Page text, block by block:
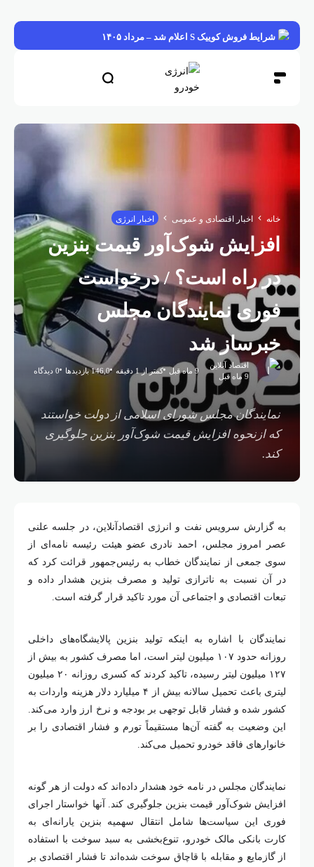
شرایط فروش کوییک S اعلام شد – مرداد ۱۴۰۵
اخبار اقتصادی و عمومی اخبار انرژی
افزایش شوک‌آور قیمت بنزین
در راه است؟ / درخواست
فوری نمایندگان مجلس
خبرساز شد
اقتصاد آنلاین
9 ماه قبل
9 ماه قبل کمتر از 1 دقیقه 146,0 بازدیدها 0 دیدگاه
نمایندگان مجلس شورای اسلامی از دولت خواستند
که ازنحوه افزایش قیمت شوک‌آور بنزین جلوگیری
کند.
به گزارش سرویس نفت و انرژی اقتصادآنلاین، در جلسه علنی
عصر امروز مجلس، احمد نادری عضو هیئت رئیسه نامه‌ای از
سوی جمعی از نمایندگان خطاب به رئیس‌جمهور قرائت کرد که
در آن نسبت به ناترازی تولید و مصرف بنزین هشدار داده و
تبعات اقتصادی و اجتماعی آن مورد تاکید قرار گرفته است.
نمایندگان با اشاره به اینکه تولید بنزین پالایشگاه‌های داخلی
روزانه حدود ۱۰۷ میلیون لیتر است، اما مصرف کشور به بیش از
۱۲۷ میلیون لیتر رسیده، تاکید کردند که کسری روزانه ۲۰ میلیون
لیتری باعث تحمیل سالانه بیش از ۴ میلیارد دلار هزینه واردات به
کشور شده و فشار قابل توجهی بر بودجه و نرخ ارز وارد می‌کند.
این وضعیت به گفته آن‌ها مستقیماً تورم و فشار اقتصادی را بر
خانوارهای فاقد خودرو تحمیل می‌کند.
نمایندگان مجلس در نامه خود هشدار داده‌اند که دولت از هر گونه
افزایش شوک‌آور قیمت بنزین جلوگیری کند. آنها خواستار اجرای
فوری این سیاست‌ها شامل انتقال سهمیه بنزین یارانه‌ای به
کارت بانکی مالک خودرو، تنوع‌بخشی به سبد سوخت با استفاده
از گازمایع و مقابله با قاچاق سوخت شده‌اند تا فشار اقتصادی بر